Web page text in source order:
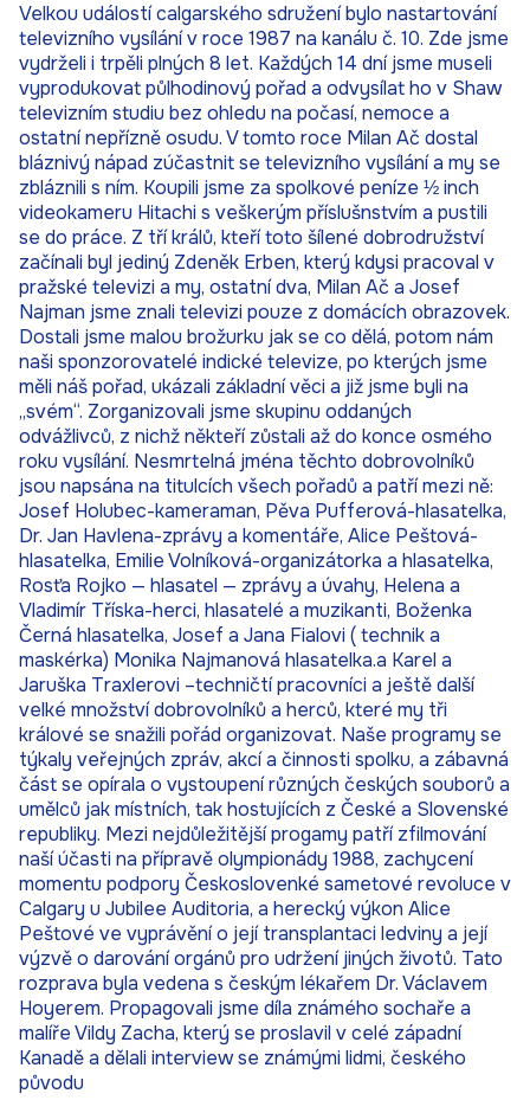
Velkou událostí calgarského sdružení bylo nastartování
televizního vysílání v roce 1987 na kanálu č. 10. Zde jsme
vydrželi i trpěli plných 8 let. Každých 14 dní jsme museli
vyprodukovat půlhodinový pořad a odvysílat ho v Shaw
televizním studiu bez ohledu na počasí, nemoce a
ostatní nepřízně osudu. V tomto roce Milan Ač dostal
bláznivý nápad zúčastnit se televizního vysílání a my se
zbláznili s ním. Koupili jsme za spolkové peníze ½ inch
videokameru Hitachi s veškerým příslušnstvím a pustili
se do práce. Z tří králů, kteří toto šílené dobrodružství
začínali byl jediný Zdeněk Erben, který kdysi pracoval v
pražské televizi a my, ostatní dva, Milan Ač a Josef
Najman jsme znali televizi pouze z domácích obrazovek.
Dostali jsme malou brožurku jak se co dělá, potom nám
naši sponzorovatelé indické televize, po kterých jsme
měli náš pořad, ukázali základní věci a již jsme byli na
„svém“. Zorganizovali jsme skupinu oddaných
odvážlivců, z nichž někteří zůstali až do konce osmého
roku vysílání. Nesmrtelná jména těchto dobrovolníků
jsou napsána na titulcích všech pořadů a patří mezi ně:
Josef Holubec-kameraman, Pěva Pufferová-hlasatelka,
Dr. Jan Havlena-zprávy a komentáře, Alice Peštová-
hlasatelka, Emilie Volníková-organizátorka a hlasatelka,
Rosťa Rojko — hlasatel — zprávy a úvahy, Helena a
Vladimír Tříska-herci, hlasatelé a muzikanti, Boženka
Černá hlasatelka, Josef a Jana Fialovi ( technik a
maskérka) Monika Najmanová hlasatelka.a Karel a
Jaruška Traxlerovi –techničtí pracovníci a ještě další
velké množství dobrovolníků a herců, které my tři
králové se snažili pořád organizovat. Naše programy se
týkaly veřejných zpráv, akcí a činnosti spolku, a zábavná
část se opírala o vystoupení různých českých souborů a
umělců jak místních, tak hostujících z České a Slovenské
republiky. Mezi nejdůležitější progamy patří zfilmování
naší účasti na přípravě olympionády 1988, zachycení
momentu podpory Českoslovenké sametové revoluce v
Calgary u Jubilee Auditoria, a herecký výkon Alice
Peštové ve vyprávění o její transplantaci ledviny a její
výzvě o darování orgánů pro udržení jiných životů. Tato
rozprava byla vedena s českým lékařem Dr. Václavem
Hoyerem. Propagovali jsme díla známého sochaře a
malíře Vildy Zacha, který se proslavil v celé západní
Kanadě a dělali interview se známými lidmi, českého
původu